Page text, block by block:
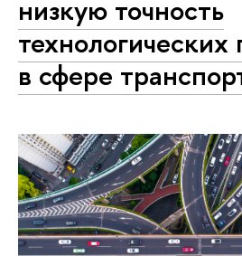
низкую точность
технологических
в сфере